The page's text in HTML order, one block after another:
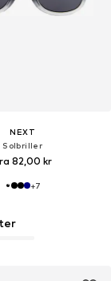
NEXT
Solbriller
82,00 kr
+7